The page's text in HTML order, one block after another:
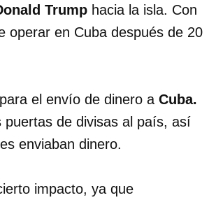
Trump hacia la isla. Con
operar en Cuba después de 20
el envío de dinero a Cuba.
puertas de divisas al país, así
enviaban dinero.
impacto, ya que